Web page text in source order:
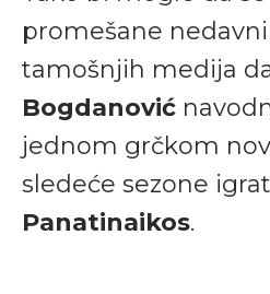
promešane
tamošnjih medija
Bogdanović
jednom grčkom
sledeće sezone
Panatinaikos.